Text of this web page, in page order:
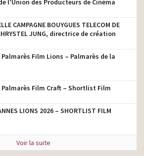
l’Union des Producteurs de Cinéma
CAMPAGNE BOUYGUES TELECOM DE
JUNG, directrice de création
Palmarès Film Lions – Palmarès de la
Palmarès Film Craft – Shortlist Film
LIONS 2026 – SHORTLIST FILM
Voir la suite